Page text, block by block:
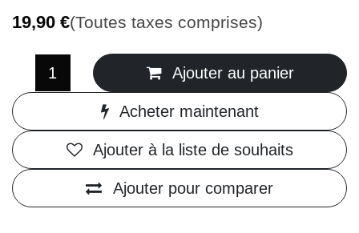
19,90€(Toutes taxes comprises)
Ajouter au panier
Acheter maintenant
Ajouter pour comparer
Ajouter à la liste de souhaits